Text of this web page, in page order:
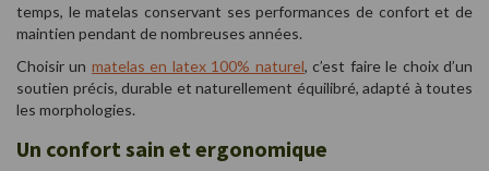
temps, le matelas conservant ses performances de confort et de
maintien pendant de nombreuses années.
Choisir un matelas en latex 100% naturel, c’est faire le choix d’un
soutien précis, durable et naturellement équilibré, adapté à toutes
les morphologies.
Un confort sain et ergonomique